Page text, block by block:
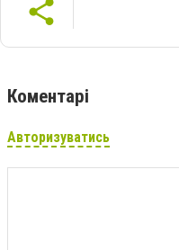
Коментарі
Авторизуватись